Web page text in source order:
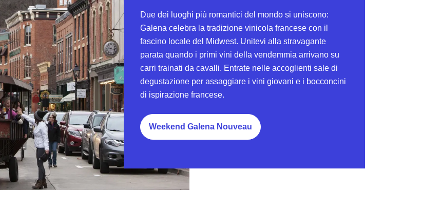
Due dei luoghi più romantici del mondo si uniscono:
Galena celebra la tradizione vinicola francese con il
fascino locale del Midwest. Unitevi alla stravagante
parata quando i primi vini della vendemmia arrivano su
carri trainati da cavalli. Entrate nelle accoglienti sale di
degustazione per assaggiare i vini giovani e i bocconcini
di ispirazione francese.
Weekend Galena Nouveau